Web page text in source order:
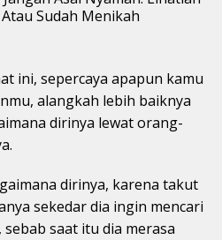
ini, sepercaya apapun kamu
alangkah lebih baiknya
dirinya lewat orang-
dirinya, karena takut
sekedar dia ingin mencari
saat itu dia merasa